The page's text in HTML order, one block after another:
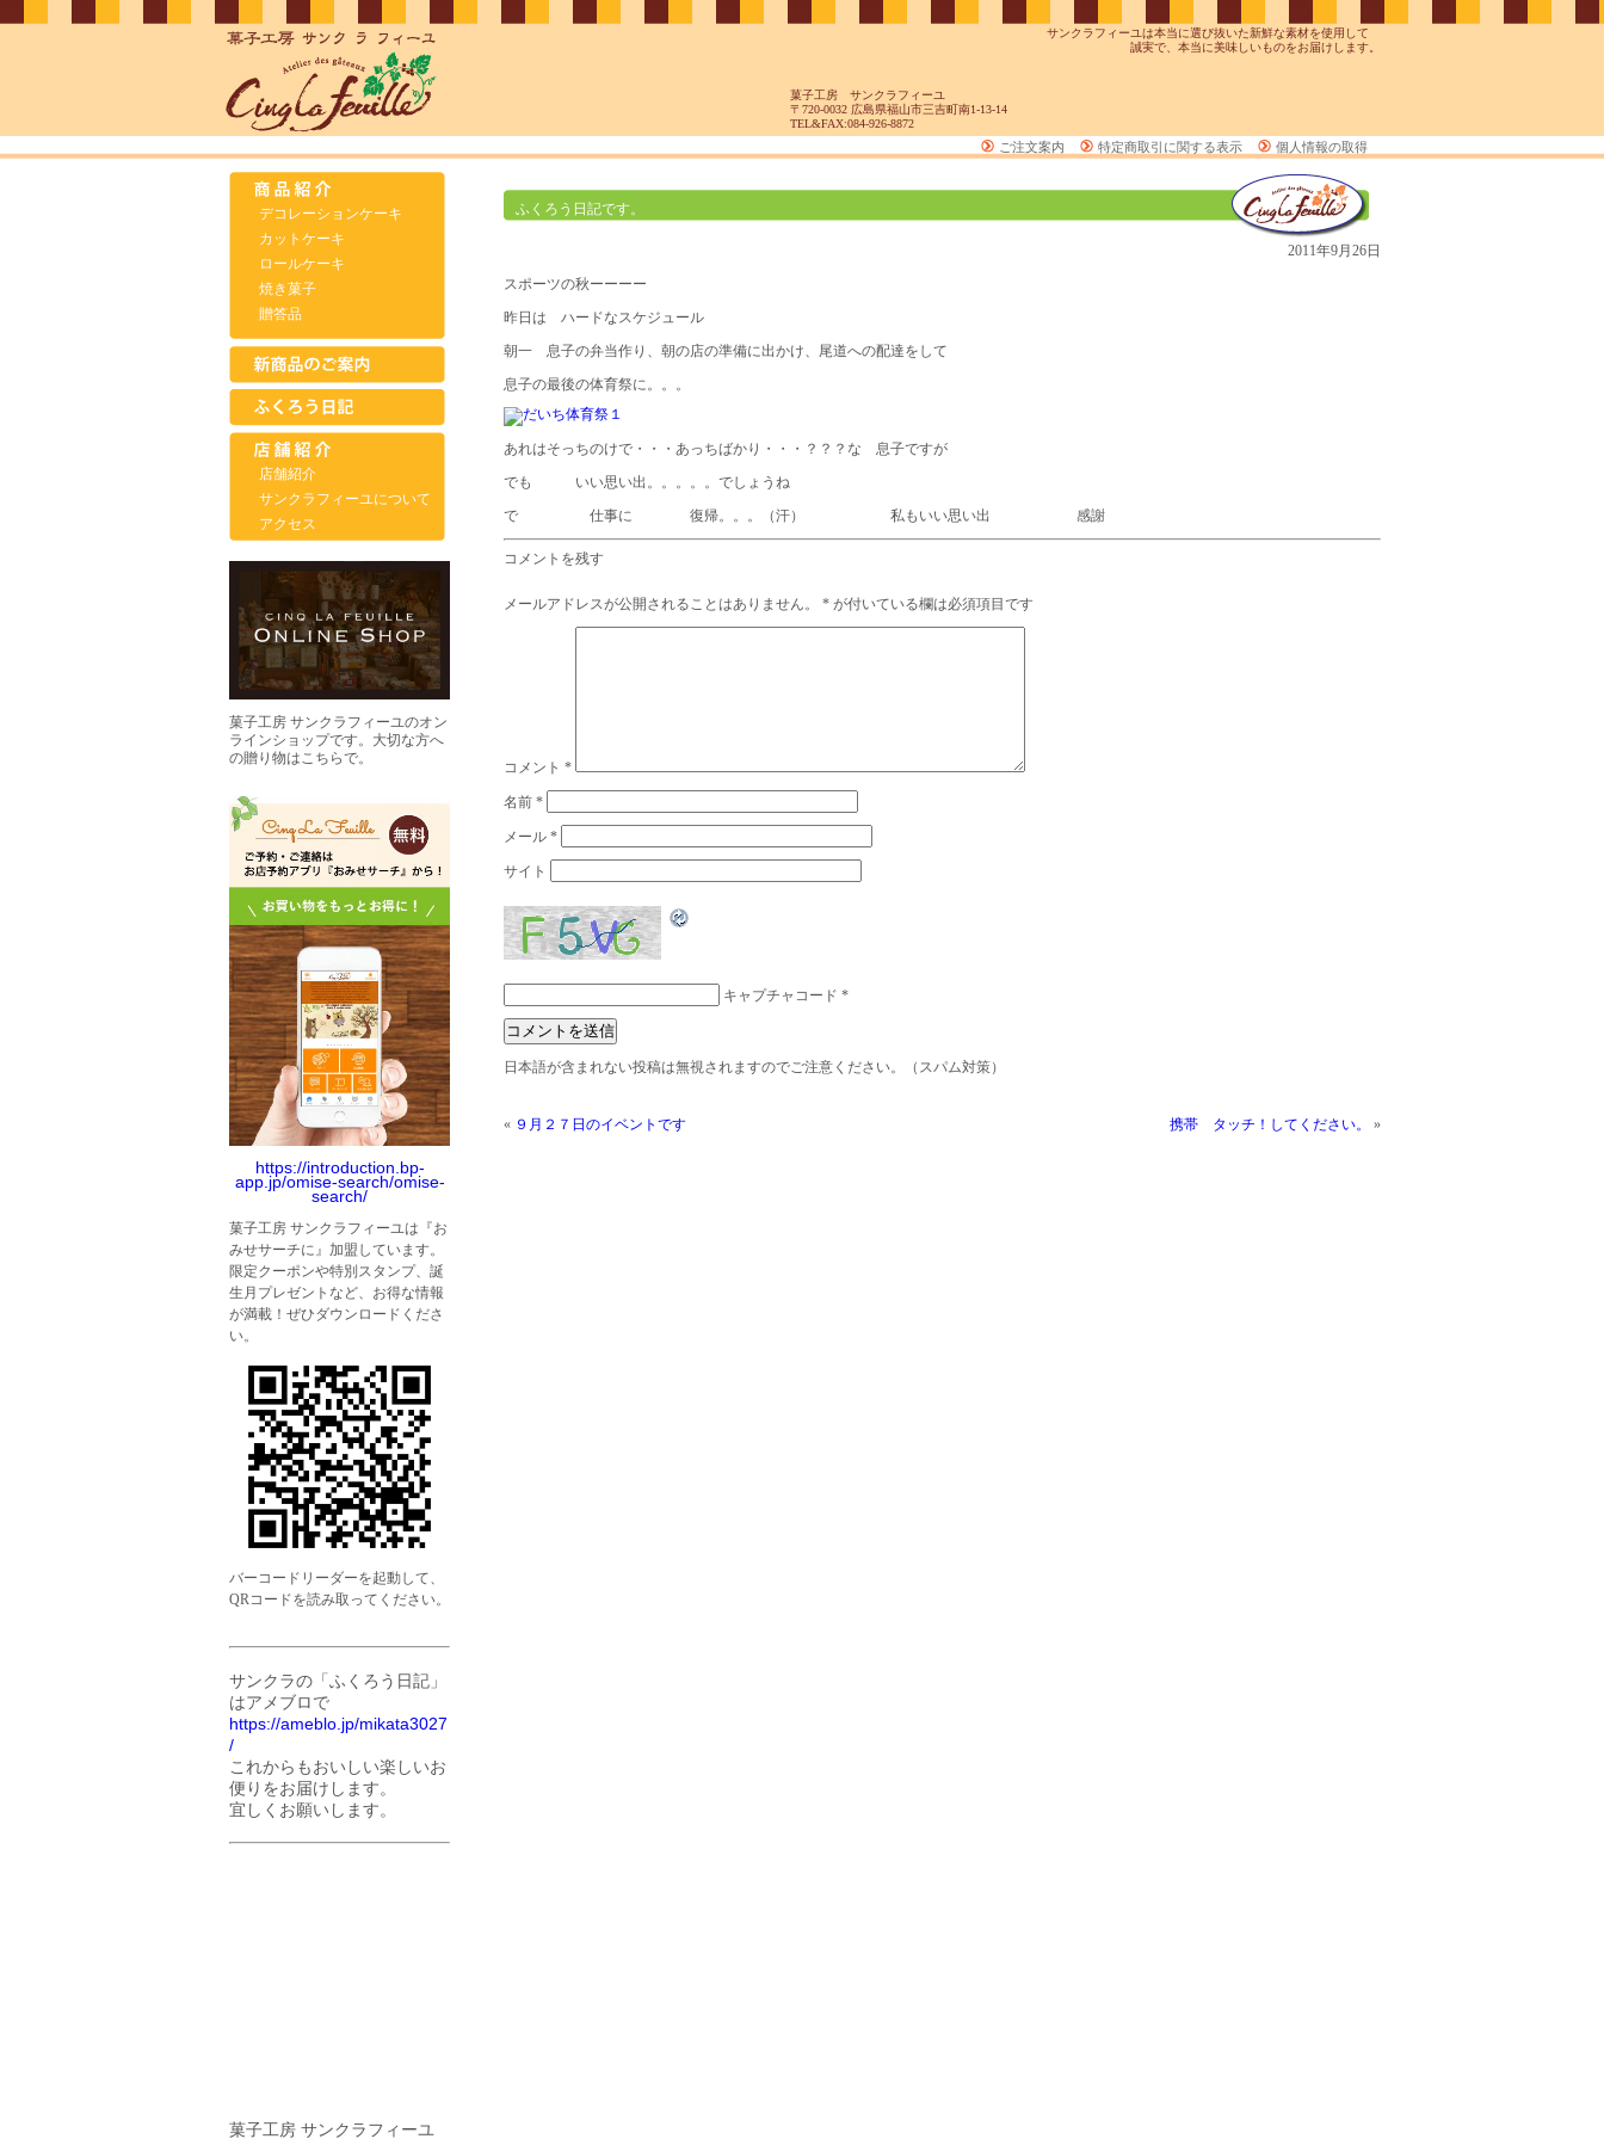
サンクラフィーユは本当に選び抜いた新鮮な素材を使用して
誠実で、本当に美味しいものをお届けします。
菓子工房 サンクラフィーユ
〒720-0032 広島県福山市三吉町南1-13-14
TEL&FAX:084-926-8872
ご注文案内 特定商取引に関する表示 個人情報の取得
デコレーションケーキ
カットケーキ
ロールケーキ
焼き菓子
贈答品
店舗紹介
サンクラフィーユについて
アクセス
菓子工房 サンクラフィーユのオン
ラインショップです。大切な方へ
の贈り物はこちらで。
https://introduction.bp-
app.jp/omise-search/omise-
search/
菓子工房 サンクラフィーユは『お
みせサーチに』加盟しています。
限定クーポンや特別スタンプ、誕
生月プレゼントなど、お得な情報
が満載！ぜひダウンロードくださ
い。
バーコードリーダーを起動して、
QRコードを読み取ってください。
サンクラの「ふくろう日記」
はアメブロで
https://ameblo.jp/mikata3027
/
これからもおいしい楽しいお
便りをお届けします。
宜しくお願いします。
菓子工房 サンクラフィーユ
ふくろう日記です。
2011年9月26日
スポーツの秋ーーーー
昨日は ハードなスケジュール
朝一 息子の弁当作り、朝の店の準備に出かけ、尾道への配達をして
息子の最後の体育祭に。。。
あれはそっちのけで・・・あっちばかり・・・？？？な 息子ですが
でも いい思い出。。。。。でしょうね
で 仕事に 復帰。。。（汗） 私もいい思い出 感謝
コメントを残す
メールアドレスが公開されることはありません。 * が付いている欄は必須項目です
コメント *
名前 *
メール *
サイト
キャプチャコード *
日本語が含まれない投稿は無視されますのでご注意ください。（スパム対策）
« ９月２７日のイベントです 携帯 タッチ！してください。 »